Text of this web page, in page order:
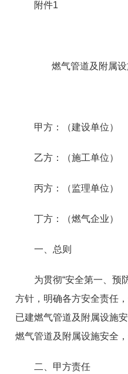
附件1
燃气管道及附属设
甲方：（建设单位）
乙方：（施工单位）
丙方：（监理单位）
丁方：（燃气企业）
一、总则
为贯彻“安全第一、预
方针，明确各方安全责任
已建燃气管道及附属设施
燃气管道及附属设施安全
二、甲方责任